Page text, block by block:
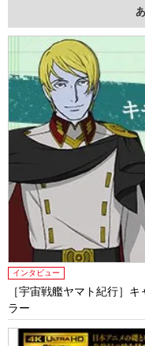
インタビュー
［宇宙戦艦ヤマト紀行］
ラー